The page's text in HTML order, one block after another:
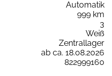
Automatik
999 km
3
Weiß
Zentrallager
ab ca. 18.08.2026
822999160